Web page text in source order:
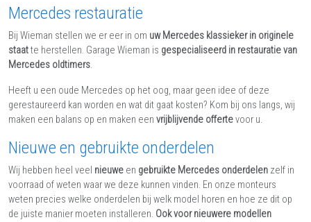
Mercedes restauratie
Bij Wieman stellen we er eer in om uw Mercedes klassieker in originele
staatte herstellen. Garage Wieman is gespecialiseerd in restauratie van
Mercedes oldtimers.
Heeft u een oude Mercedes op het oog, maar geen idee of deze
gerestaureerd kan worden en wat dit gaat kosten? Kom bij ons langs, wij
maken een balans op en maken een vrijblijvende offertevoor u.
Nieuwe en gebruikte onderdelen
Wij hebben heel veel nieuwe en gebruikte Mercedes onderdelen zelf in
voorraad of weten waar we deze kunnen vinden. En onze monteurs
weten precies welke onderdelen bij welk model horen en hoe ze dit op
de juiste manier moeten installeren. Ook voor nieuwere modellen